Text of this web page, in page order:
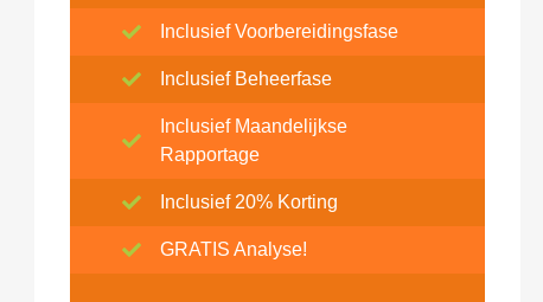
Inclusief Voorbereidingsfase
Inclusief Beheerfase
Inclusief Maandelijkse
Rapportage
Inclusief 20% Korting
GRATIS Analyse!